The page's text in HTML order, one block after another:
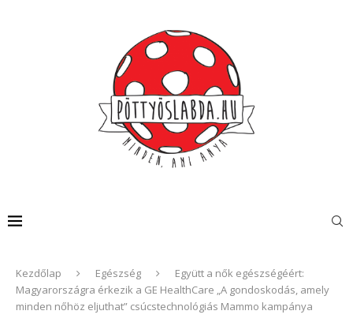
Kezdőlap Egészség
Együtt a nők egészségéért:
Magyarországra érkezik a GE HealthCare „A gondoskodás, amely
minden nőhöz eljuthat” csúcstechnológiás Mammo kampánya